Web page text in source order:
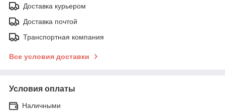
Доставка курьером
Доставка почтой
Транспортная компания
Все условия доставки
Условия оплаты
Наличными